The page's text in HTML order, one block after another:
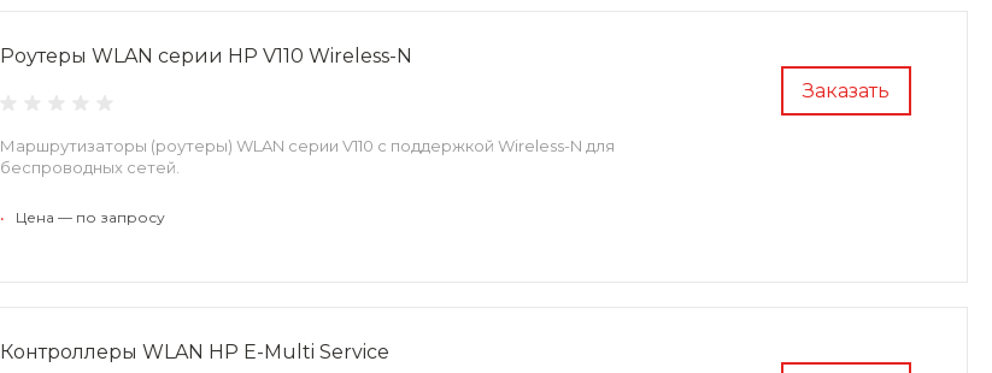
Заказать
Роутеры WLAN серии HP V110 Wireless-N
Маршрутизаторы (роутеры) WLAN серии V110 с поддержкой Wireless-N для
беспроводных сетей.
• Цена — по запросу
Контроллеры WLAN HP E-Multi Service